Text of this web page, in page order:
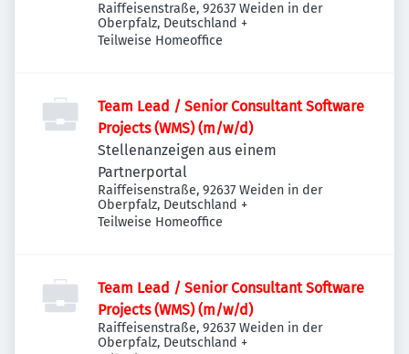
Raiffeisenstraße, 92637 Weiden in der
Oberpfalz, Deutschland +
Teilweise Homeoffice
Team Lead / Senior Consultant Software
Projects (WMS) (m/w/d)
Stellenanzeigen aus einem
Partnerportal
Raiffeisenstraße, 92637 Weiden in der
Oberpfalz, Deutschland +
Teilweise Homeoffice
Team Lead / Senior Consultant Software
Projects (WMS) (m/w/d)
Raiffeisenstraße, 92637 Weiden in der
Oberpfalz, Deutschland +